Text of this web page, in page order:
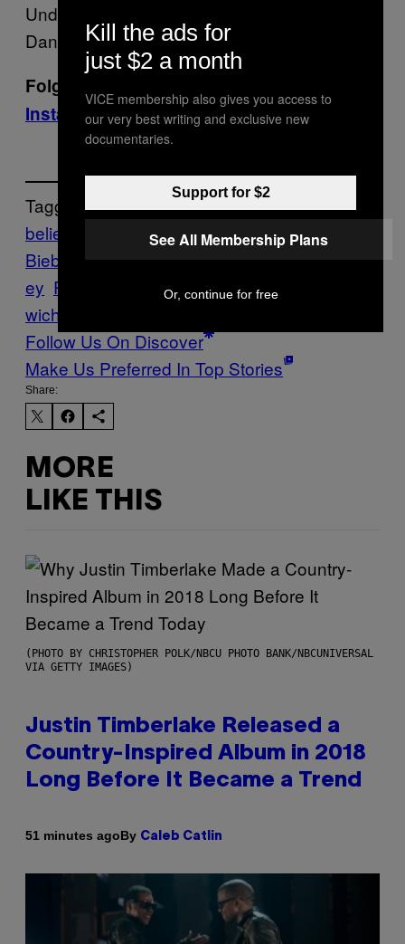
Und bitte schreit eure Mitmenschen nicht an.
Danke.
Folge Noisey auf
Instagram.
Tagged:
belieber
Fail fans Justin
Bieber
Kommunikation Konzert Music Nois
ey Purpose World Tour Schreien
wichtige Internetvideos
Follow Us On Discover
Make Us Preferred In Top Stories
Share:
MORE
LIKE THIS
(PHOTO BY CHRISTOPHER POLK/NBCU PHOTO BANK/NBCUNIVERSAL
VIA GETTY IMAGES)
Justin Timberlake Released a
Country-Inspired Album in 2018
Long Before It Became a Trend
51 minutes agoBy Caleb Catlin
Kill the ads for
just $2 a month
VICE membership also gives you access to
our very best writing and exclusive new
documentaries.
Support for $2
See All Membership Plans
Or, continue for free